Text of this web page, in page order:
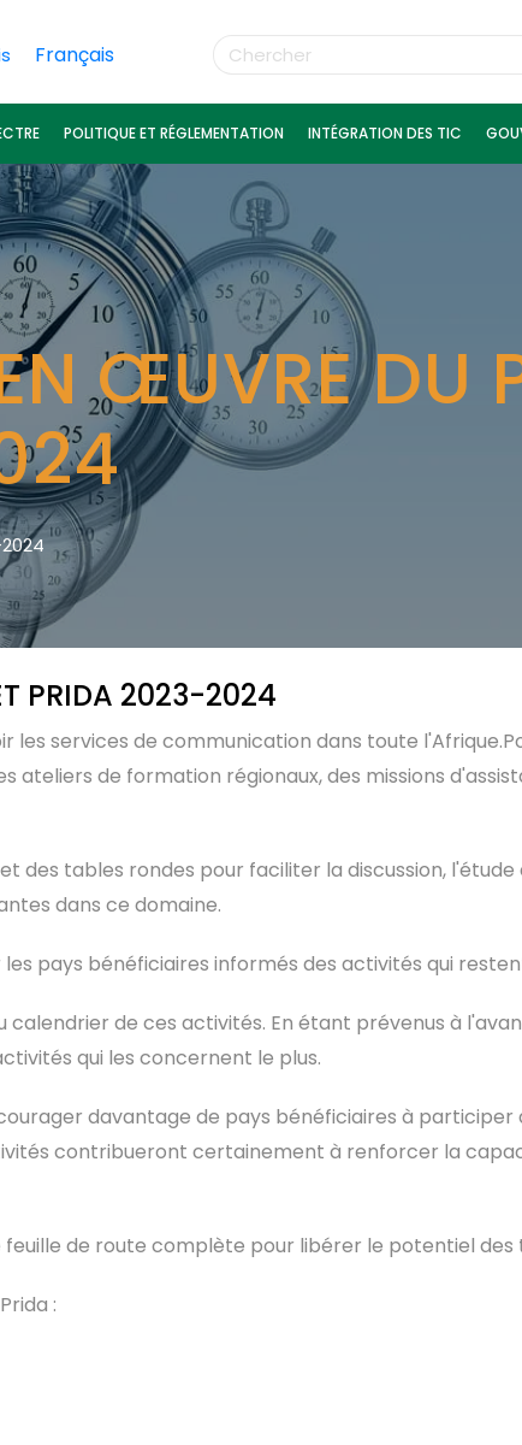
Français
POLITIQUE ET RÉGLEMENTATION INTÉGRATION DES TIC
ŒUVRE DU
2024
PRIDA 2023-2024
les services de communication dans toute
ateliers de formation régionaux, des missions
des tables rondes pour faciliter la discussion,
dans ce domaine.
pays bénéficiaires informés des activités qui
calendrier de ces activités. En étant prévenus à
qui les concernent le plus.
davantage de pays bénéficiaires à participer
contribueront certainement à renforcer la
de route complète pour libérer le potentiel des
: